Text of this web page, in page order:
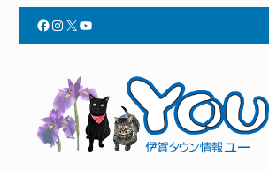
Facebook InstagramX YouTube